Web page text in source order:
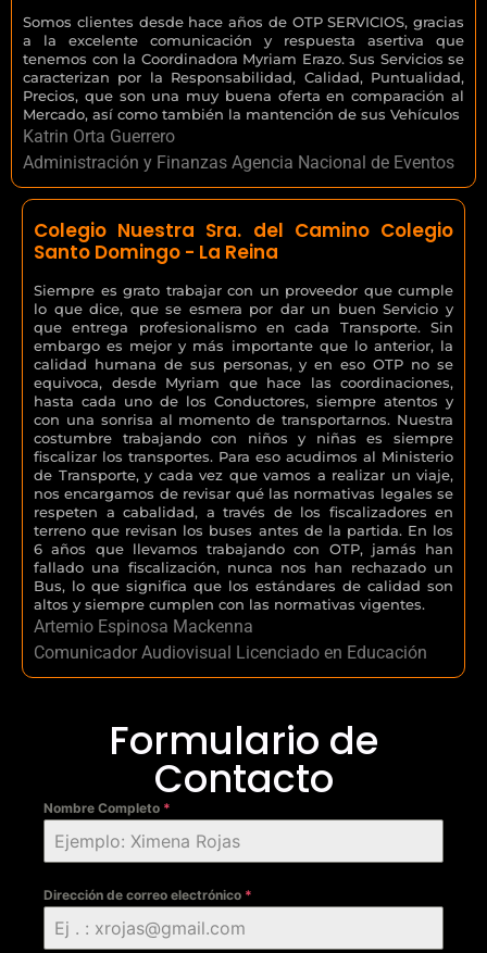
Somos clientes desde hace años de OTP SERVICIOS, gracias
a la excelente comunicación y respuesta asertiva que
tenemos con la Coordinadora Myriam Erazo. Sus Servicios se
caracterizan por la Responsabilidad, Calidad, Puntualidad,
Precios, que son una muy buena oferta en comparación al
Mercado, así como también la mantención de sus Vehículos
Katrin Orta Guerrero
Administración y Finanzas Agencia Nacional de Eventos
Colegio Nuestra Sra. del Camino Colegio
Santo Domingo - La Reina
Siempre es grato trabajar con un proveedor que cumple
lo que dice, que se esmera por dar un buen Servicio y
que entrega profesionalismo en cada Transporte. Sin
embargo es mejor y más importante que lo anterior, la
calidad humana de sus personas, y en eso OTP no se
equivoca, desde Myriam que hace las coordinaciones,
hasta cada uno de los Conductores, siempre atentos y
con una sonrisa al momento de transportarnos. Nuestra
costumbre trabajando con niños y niñas es siempre
fiscalizar los transportes. Para eso acudimos al Ministerio
de Transporte, y cada vez que vamos a realizar un viaje,
nos encargamos de revisar qué las normativas legales se
respeten a cabalidad, a través de los fiscalizadores en
terreno que revisan los buses antes de la partida. En los
6 años que llevamos trabajando con OTP, jamás han
fallado una fiscalización, nunca nos han rechazado un
Bus, lo que significa que los estándares de calidad son
altos y siempre cumplen con las normativas vigentes.
Artemio Espinosa Mackenna
Comunicador Audiovisual Licenciado en Educación
Formulario de
Contacto
Nombre Completo *
Dirección de correo electrónico *